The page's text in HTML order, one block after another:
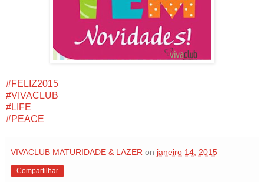
#FELIZ2015
#VIVACLUB
#LIFE
#PEACE
VIVACLUB MATURIDADE & LAZER on janeiro 14, 2015
Compartilhar